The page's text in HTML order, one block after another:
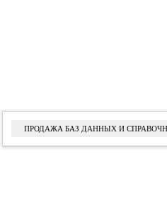
ПРОДАЖА БАЗ ДАННЫХ И